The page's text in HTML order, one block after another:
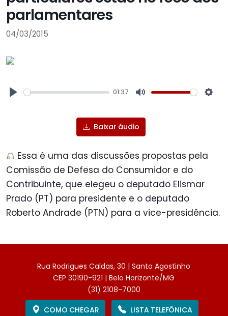
parlamentares
04/03/2015
01:37
Baixar áudio
Essa é uma das discussões propostas pela
Comissão de Defesa do Consumidor e do
Contribuinte, que elegeu o deputado Elismar
Prado (PT) para presidente e o deputado
Roberto Andrade (PTN) para a vice-presidência.
Rua Rodrigues Caldas, 30 | Santo Agostinho
CEP 30190-921 | Belo Horizonte/MG
(31) 2108-7000
COMO CHEGAR
LISTA TELEFÔNICA